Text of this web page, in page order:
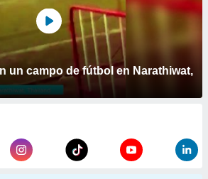
un campo de fútbol en Narathiwat,